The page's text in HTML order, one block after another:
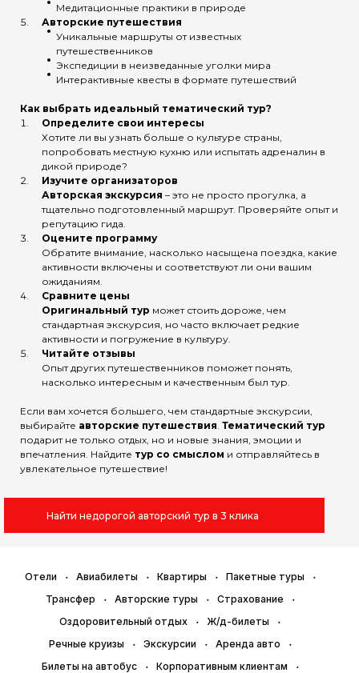
Медитационные практики в природе
Авторские путешествия
Уникальные маршруты от известных
путешественников
Экспедиции в неизведанные уголки мира
Интерактивные квесты в формате путешествий
Как выбрать идеальный тематический тур?
Определите свои интересы
Хотите ли вы узнать больше о культуре страны,
попробовать местную кухню или испытать адреналин в
дикой природе?
Изучите организаторов
Авторская экскурсия – это не просто прогулка, а
тщательно подготовленный маршрут. Проверяйте опыт и
репутацию гида.
Оцените программу
Обратите внимание, насколько насыщена поездка, какие
активности включены и соответствуют ли они вашим
ожиданиям.
Сравните цены
Оригинальный тур может стоить дороже, чем
стандартная экскурсия, но часто включает редкие
активности и погружение в культуру.
Читайте отзывы
Опыт других путешественников поможет понять,
насколько интересным и качественным был тур.
Если вам хочется большего, чем стандартные экскурсии,
выбирайте авторские путешествия. Тематический тур
подарит не только отдых, но и новые знания, эмоции и
впечатления. Найдите тур со смыслом и отправляйтесь в
увлекательное путешествие!
Найти недорогой авторский тур в 3 клика
Отели Авиабилеты Квартиры
Пакетные туры
Трансфер
Авторские туры
Страхование
Оздоровительный отдых
Ж/д-билеты
Речные круизы
Экскурсии
Аренда авто
Билеты на автобус
Корпоративным клиентам